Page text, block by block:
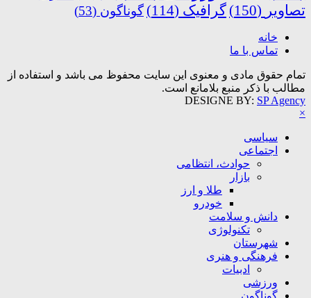
تصاویر (150) گرافیک (114) گوناگون (53)
خانه
تماس با ما
تمام حقوق مادی و معنوی این سایت محفوظ می باشد و استفاده از
مطالب با ذکر منبع بلامانع است.
DESIGNE BY: SP Agency
×
سیاسی
اجتماعی
حوادث، انتظامی
بازار
طلا و ارز
خودرو
دانش و سلامت
تکنولوژی
شهرستان
فرهنگی و هنری
ادبیات
ورزشی
گوناگون